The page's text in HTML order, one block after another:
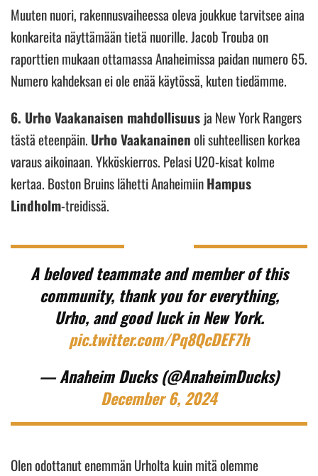
Muuten nuori, rakennusvaiheessa oleva joukkue tarvitsee aina
konkareita näyttämään tietä nuorille. Jacob Trouba on
raporttien mukaan ottamassa Anaheimissa paidan numero 65.
Numero kahdeksan ei ole enää käytössä, kuten tiedämme.
6. Urho Vaakanaisen mahdollisuus ja New York Rangers
tästä eteenpäin. Urho Vaakanainenoli suhteellisen korkea
varaus aikoinaan. Ykköskierros. Pelasi U20-kisat kolme
kertaa. Boston Bruins lähetti AnaheimiinHampus
Lindholm-treidissä.
A beloved teammate and member of this
community, thank you for everything,
Urho, and good luck in New York.
pic.twitter.com/Pq8QcDEF7h
— Anaheim Ducks (@AnaheimDucks)
December 6, 2024
Olen odottanut enemmän Urholta kuin mitä olemme